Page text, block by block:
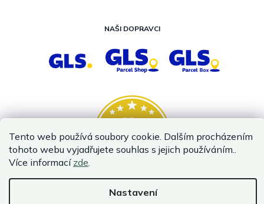
Tento web používá soubory cookie. Dalším procházením
tohoto webu vyjadřujete souhlas s jejich používáním..
Více informací zde.
Nastavení
NAŠI DOPRAVCI